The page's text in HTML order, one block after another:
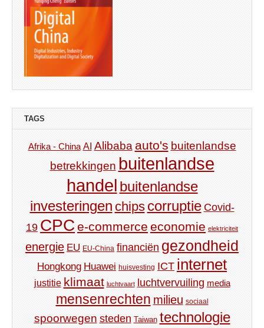
TAGS
Afrika - China AI Alibaba auto's buitenlandse
betrekkingen buitenlandse
handel buitenlandse
investeringen chips corruptie Covid-
19 CPC e-commerce economie elektriciteit
energie EU EU-China financiën gezondheid
Hongkong Huawei huisvesting ICT internet
justitie klimaat luchtvaart luchtvervuiling media
mensenrechten milieu sociaal
spoorwegen steden Taiwan technologie